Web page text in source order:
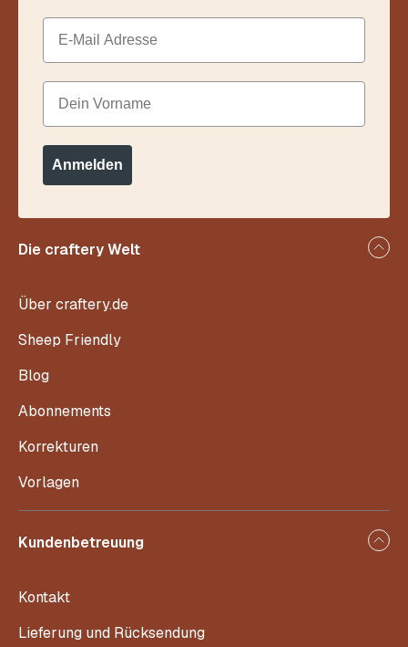
Die craftery Welt
Über craftery.de
Sheep Friendly
Blog
Abonnements
Korrekturen
Vorlagen
Kundenbetreuung
Kontakt
Lieferung und Rücksendung
Email
Dein Vorname
Anmelden